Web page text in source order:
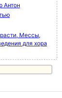
Антон
Мессы,
для хора